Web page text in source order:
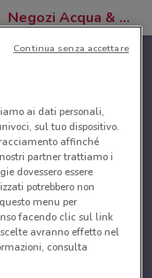
Negozi Acqua & Sapone
ai dati personali,
sul tuo dispositivo.
affinché
partner trattiamo i
dovessero essere
potrebbero non
menu per
facendo clic sul link
avranno effetto nel
consulta
Continua senza accettare